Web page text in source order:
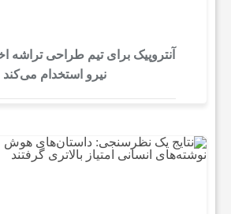
آنتروپیک برای تیم طراحی تراشه
نیرو استخدام می‌کند